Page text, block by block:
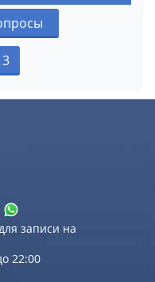
3
записи на
22:00